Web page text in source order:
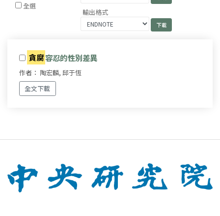
全選
輸出格式
貪腐容忍的性別差異
作者： 陶宏麟, 邱于恆
全文下載